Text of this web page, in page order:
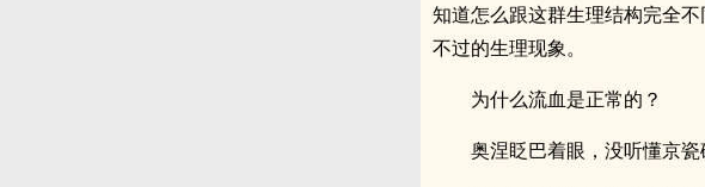
知道怎么跟这群生理结构完全
不过的生理现象。
为什么流血是正常的？
奥涅眨巴着眼，没听懂京瓷